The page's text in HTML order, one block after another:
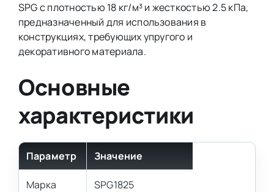
SPG с плотностью 18 кг/м³ и жесткостью 2.5 кПа,
предназначенный для использования в
конструкциях, требующих упругого и
декоративного материала.
Основные
характеристики
Параметр Значение
Марка SPG1825